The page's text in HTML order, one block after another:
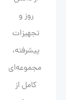
روز و
تجهیزات
پیشرفته،
مجموعه‌ای
کامل از